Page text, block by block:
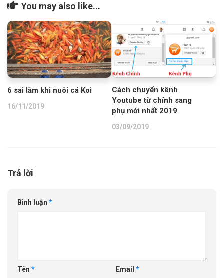
You may also like...
6 sai lầm khi nuôi cá Koi
16/11/2019
Cách chuyển kênh
Youtube từ chính sang
phụ mới nhất 2019
03/09/2019
Trả lời
Bình luận *
Tên * Email *